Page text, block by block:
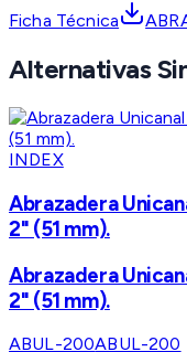
Ficha Técnica
Alternativas
INDEX
Abrazadera
2" (51 mm).
Abrazadera
2" (51 mm).
ABUL-200ABUL-200